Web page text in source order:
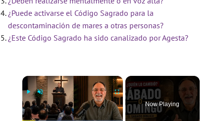
¿Puede activarse el Código Sagrado para la
descontaminación de mares a otras personas?
¿Este Código Sagrado ha sido canalizado por Agesta?
×
Now Playing